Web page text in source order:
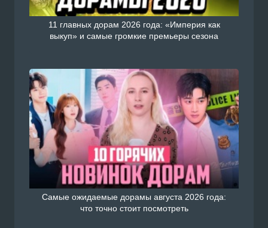
11 главных дорам 2026 года: «Империя как
выкуп» и самые громкие премьеры сезона
Самые ожидаемые дорамы августа 2026 года:
что точно стоит посмотреть